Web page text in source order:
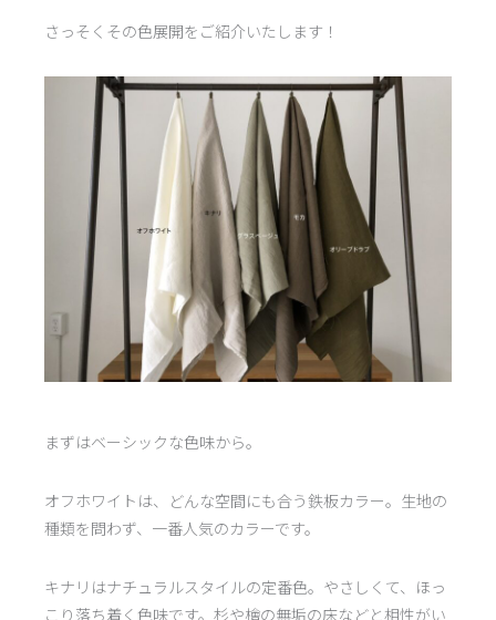
さっそくその色展開をご紹介いたします！
まずはベーシックな色味から。
オフホワイトは、どんな空間にも合う鉄板カラー。生地の
種類を問わず、一番人気のカラーです。
キナリはナチュラルスタイルの定番色。やさしくて、ほっ
こり落ち着く色味です。杉や檜の無垢の床などと相性がい